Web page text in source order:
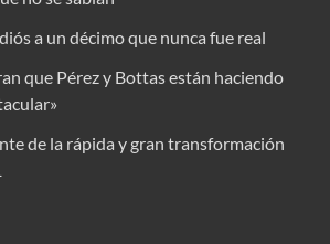
a un décimo que nunca fue real
que Pérez y Bottas están haciendo
de la rápida y gran transformación